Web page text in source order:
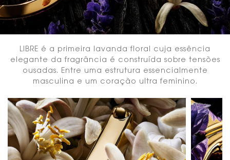
LIBRE é a primeira lavanda floral cuja essência
elegante da fragrância é construída sobre tensões
ousadas. Entre uma estrutura essencialmente
masculina e um coração ultra feminino.
trio